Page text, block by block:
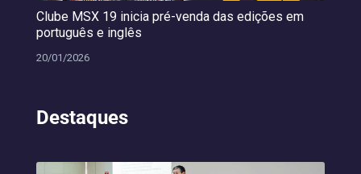
Clube MSX 19 inicia pré-venda das edições em
português e inglês
20/01/2026
Destaques